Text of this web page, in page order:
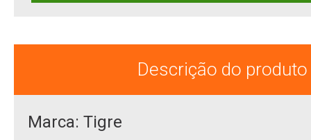
Descrição do produto
Marca: Tigre